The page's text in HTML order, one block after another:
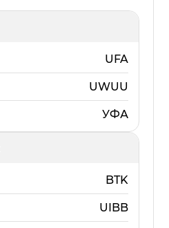
UFA
UWUU
УФА
BTK
UIBB